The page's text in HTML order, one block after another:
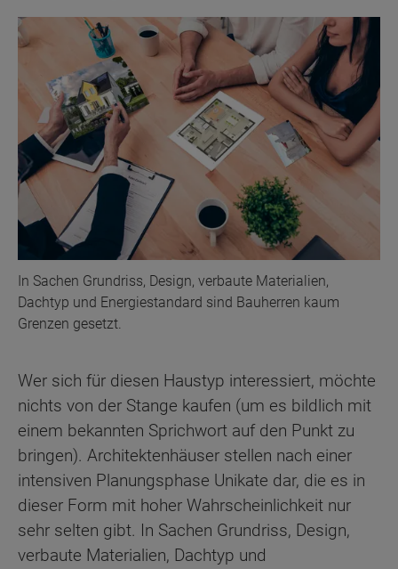
In Sachen Grundriss, Design, verbaute Materialien,
Dachtyp und Energiestandard sind Bauherren kaum
Grenzen gesetzt.
Wer sich für diesen Haustyp interessiert, möchte
nichts von der Stange kaufen (um es bildlich mit
einem bekannten Sprichwort auf den Punkt zu
bringen). Architektenhäuser stellen nach einer
intensiven Planungsphase Unikate dar, die es in
dieser Form mit hoher Wahrscheinlichkeit nur
sehr selten gibt. In Sachen Grundriss, Design,
verbaute Materialien, Dachtyp und